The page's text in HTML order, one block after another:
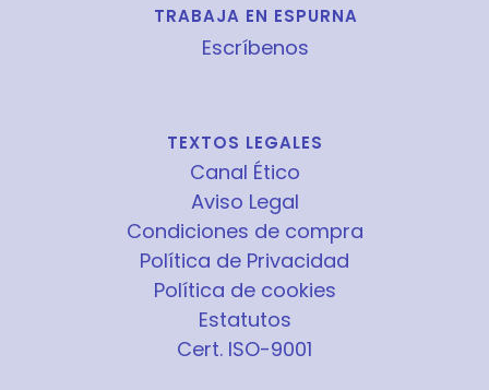
TRABAJA EN ESPURNA
Escríbenos
TEXTOS LEGALES
Canal Ético
Aviso Legal
Condiciones de compra
Política de Privacidad
Política de cookies
Estatutos
Cert. ISO-9001